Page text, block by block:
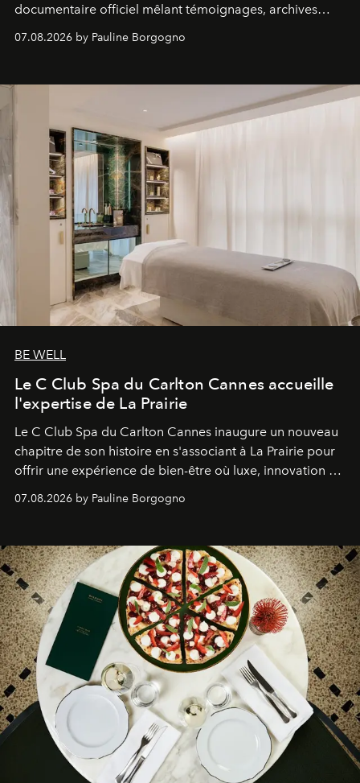
documentaire officiel mêlant témoignages, archives
inédites et plongée dans les coulisses d'un phénomène
générationnel.
07.08.2026 by Pauline Borgogno
BE WELL
Le C Club Spa du Carlton Cannes accueille
l'expertise de La Prairie
Le C Club Spa du Carlton Cannes inaugure un nouveau
chapitre de son histoire en s'associant à La Prairie pour
offrir une expérience de bien-être où luxe, innovation et
expertise se rencontrent.
07.08.2026 by Pauline Borgogno